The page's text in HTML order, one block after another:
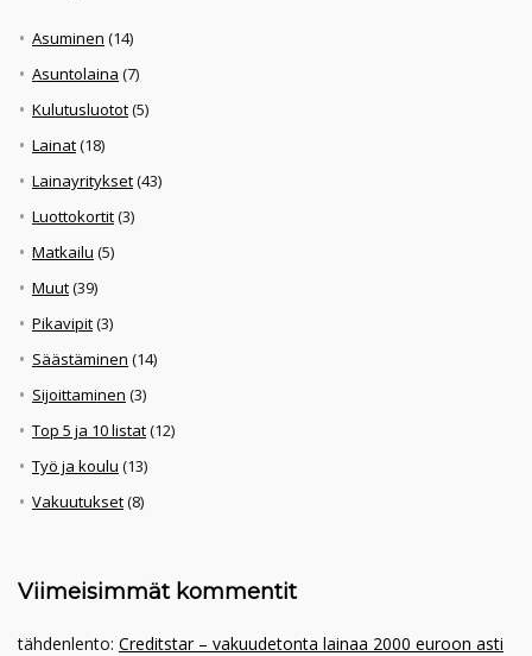
Asuminen (14)
Asuntolaina (7)
Kulutusluotot(5)
Lainat(18)
Lainayritykset(43)
Luottokortit(3)
Matkailu (5)
Muut(39)
Pikavipit(3)
Säästäminen (14)
Sijoittaminen (3)
Top 5 ja 10 listat(12)
Työ ja koulu (13)
Vakuutukset(8)
Viimeisimmät kommentit
tähdenlento: Creditstar – vakuudetonta lainaa 2000 euroon asti